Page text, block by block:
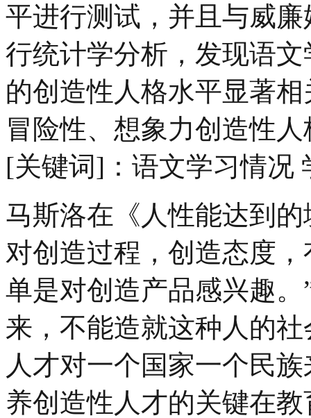
平进行测试，并且与威
行统计学分析，发现语
的创造性人格水平显著
冒险性、想象力创造性
[关键词]：语文学习情况
马斯洛在《人性能达到
对创造过程，创造态度
单是对创造产品感兴趣
来，不能造就这种人的
人才对一个国家一个民
养创造性人才的关键在